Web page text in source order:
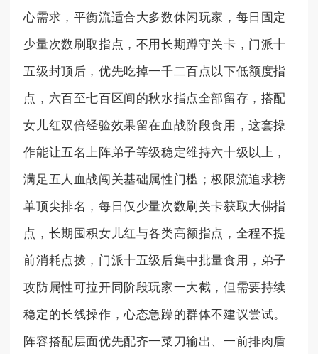
心需求，平衡流适合大多数休闲玩家，每日固定
少量次数刷取指点，不用长期蹲守关卡，门派十
五级封顶后，优先吃掉一千二百点以下低额度指
点，六百至七百区间的秋水指点全部留存，搭配
女儿红双倍经验效果留在血战阶段食用，这套操
作能让五名上阵弟子等级稳定维持六十级以上，
满足五人血战闯关基础属性门槛；极限流追求榜
单顶尖排名，每日仅少量次数刷关卡获取大佛指
点，长期囤积女儿红与各类高额指点，全程不提
前消耗点拨，门派十五级后集中批量食用，弟子
攻防属性可拉开同阶段玩家一大截，但需要持续
稳定的长线操作，心态急躁的群体不建议尝试。
阵容搭配层面优先配齐一菜刀输出、一前排肉盾